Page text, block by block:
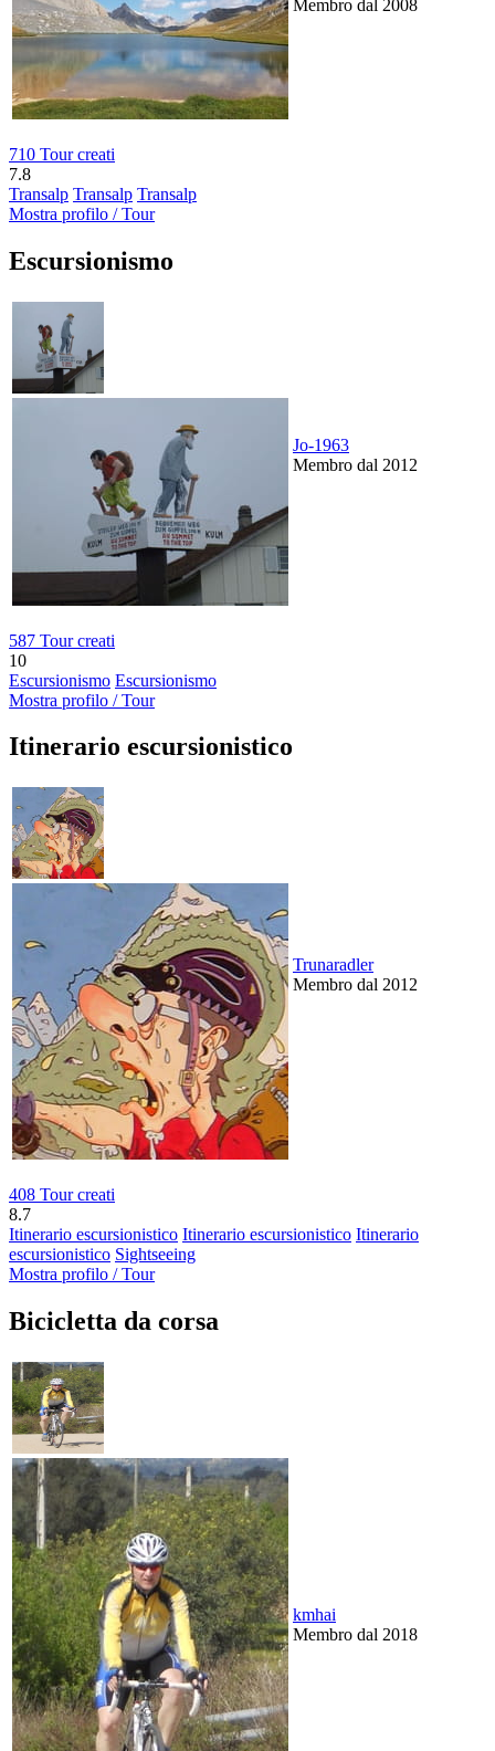
Membro dal 2008
710 Tour creati
7.8
Transalp Transalp Transalp
Mostra profilo / Tour
Escursionismo
Jo-1963
Membro dal 2012
587 Tour creati
10
Escursionismo Escursionismo
Mostra profilo / Tour
Itinerario escursionistico
Trunaradler
Membro dal 2012
408 Tour creati
8.7
Itinerario escursionistico Itinerario escursionistico Itinerario
escursionistico Sightseeing
Mostra profilo / Tour
Bicicletta da corsa
kmhai
Membro dal 2018